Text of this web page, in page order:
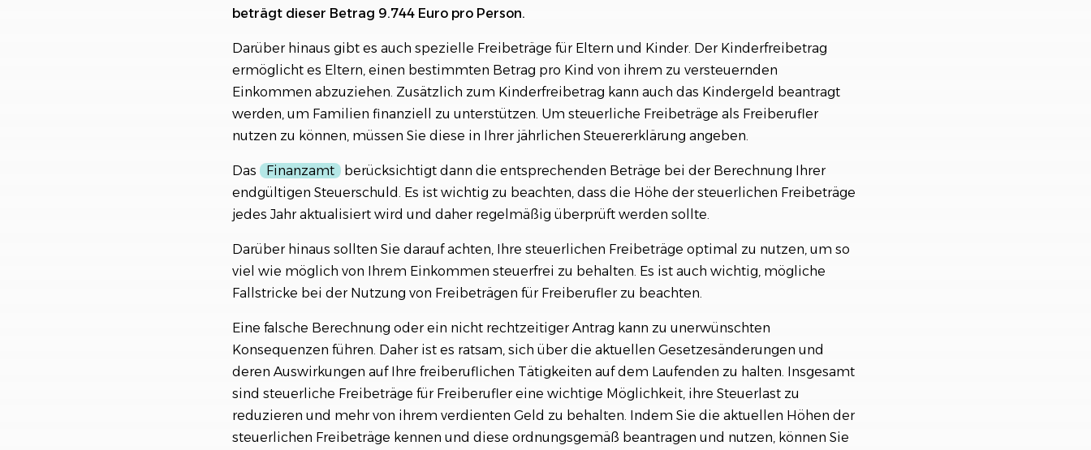
beträgt dieser Betrag 9.744 Euro pro Person.
Darüber hinaus gibt es auch spezielle Freibeträge für Eltern und Kinder. Der Kinderfreibetrag
ermöglicht es Eltern, einen bestimmten Betrag pro Kind von ihrem zu versteuernden
Einkommen abzuziehen. Zusätzlich zum Kinderfreibetrag kann auch das Kindergeld beantragt
werden, um Familien finanziell zu unterstützen. Um steuerliche Freibeträge als Freiberufler
nutzen zu können, müssen Sie diese in Ihrer jährlichen Steuererklärung angeben.
Das Finanzamt berücksichtigt dann die entsprechenden Beträge bei der Berechnung Ihrer
endgültigen Steuerschuld. Es ist wichtig zu beachten, dass die Höhe der steuerlichen Freibeträge
jedes Jahr aktualisiert wird und daher regelmäßig überprüft werden sollte.
Darüber hinaus sollten Sie darauf achten, Ihre steuerlichen Freibeträge optimal zu nutzen, um so
viel wie möglich von Ihrem Einkommen steuerfrei zu behalten. Es ist auch wichtig, mögliche
Fallstricke bei der Nutzung von Freibeträgen für Freiberufler zu beachten.
Eine falsche Berechnung oder ein nicht rechtzeitiger Antrag kann zu unerwünschten
Konsequenzen führen. Daher ist es ratsam, sich über die aktuellen Gesetzesänderungen und
deren Auswirkungen auf Ihre freiberuflichen Tätigkeiten auf dem Laufenden zu halten. Insgesamt
sind steuerliche Freibeträge für Freiberufler eine wichtige Möglichkeit, ihre Steuerlast zu
reduzieren und mehr von ihrem verdienten Geld zu behalten. Indem Sie die aktuellen Höhen der
steuerlichen Freibeträge kennen und diese ordnungsgemäß beantragen und nutzen, können Sie